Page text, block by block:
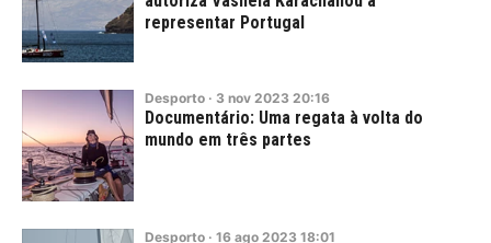
representar Portugal
Desporto · 3 nov 2023 20:16
Documentário: Uma regata à volta do
mundo em três partes
Desporto · 16 ago 2023 18:01